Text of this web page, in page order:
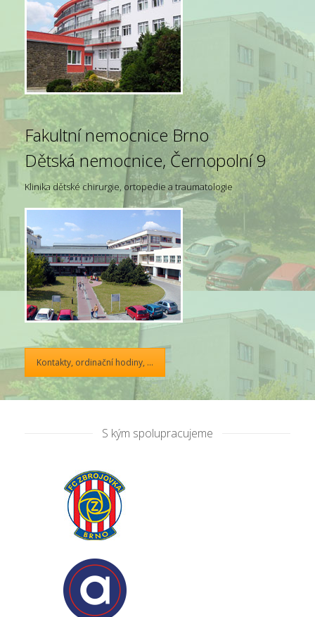
Fakultní nemocnice Brno
Dětská nemocnice, Černopolní 9
Klinika dětské chirurgie, ortopedie a traumatologie
Kontakty, ordinační hodiny, ...
S kým spolupracujeme